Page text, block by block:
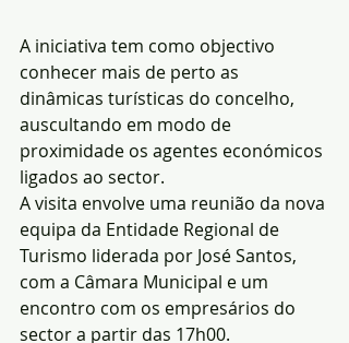
A iniciativa tem como objectivo
conhecer mais de perto as
dinâmicas turísticas do concelho,
auscultando em modo de
proximidade os agentes económicos
ligados ao sector.
A visita envolve uma reunião da nova
equipa da Entidade Regional de
Turismo liderada por José Santos,
com a Câmara Municipal e um
encontro com os empresários do
sector a partir das 17h00.